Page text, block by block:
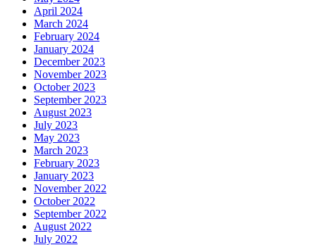
April 2024
March 2024
February 2024
January 2024
December 2023
November 2023
October 2023
September 2023
August 2023
July 2023
May 2023
March 2023
February 2023
January 2023
November 2022
October 2022
September 2022
August 2022
July 2022